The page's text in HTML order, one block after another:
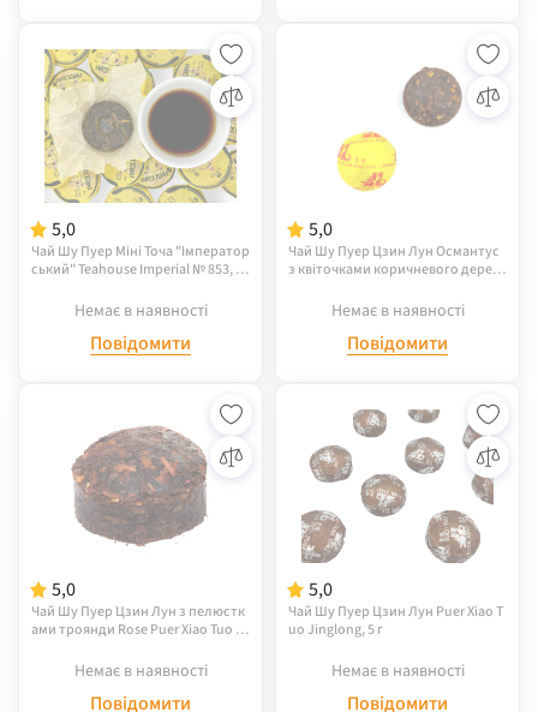
5,0
Чай Шу Пуер Міні Точа "Імператор
ський" Teahouse Imperial № 853, 8
Немає в наявності
Повідомити
5,0
Чай Шу Пуер Цзин Лун Османтус
з квіточками коричневого дерева
Немає в наявності
Повідомити
5,0
Чай Шу Пуер Цзин Лун з пелюстк
ами троянди Rose Puer Xiao Tuo Ji
Немає в наявності
Повідомити
5,0
Чай Шу Пуер Цзин Лун Puer Xiao T
uo Jinglong, 5 г
Немає в наявності
Повідомити